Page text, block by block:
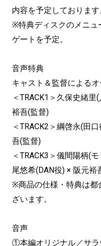
内容を予定しております
※特典ディスクのメニュ
ゲートを予定。
音声特典
キャスト＆監督による
＜TRACK1＞久保史緒
裕吾(監督)
＜TRACK2＞綱啓永(田
吾(監督)
＜TRACK3＞儀間陽柄(
尾悠希(DAN役) × 阪元
※商品の仕様・特典は都
ざいます。
音声
①本編オリジナル／サラ